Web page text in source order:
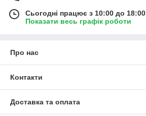
Сьогодні працює з 10:00 до 18:00
Показати весь графік роботи
Про нас
Контакти
Доставка та оплата